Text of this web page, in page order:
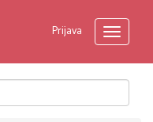
Prijava
Toggle